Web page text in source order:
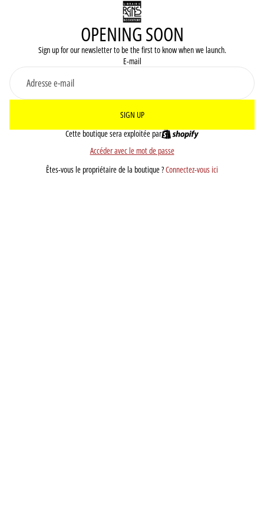
OPENING SOON
Sign up for our newsletter to be the first to know when we launch.
E-mail
SIGN UP
Cette boutique sera exploitée par
Accéder avec le mot de passe
Êtes-vous le propriétaire de la boutique ?Connectez-vous ici